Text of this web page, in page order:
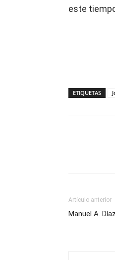
este
ETIQUETAS
Artículo anterior
Manuel A.